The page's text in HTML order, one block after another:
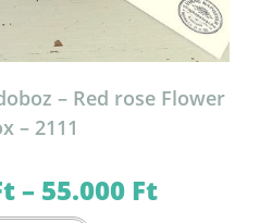
– Red rose Flower
– 2111
– 55.000 Ft24.000 Ft